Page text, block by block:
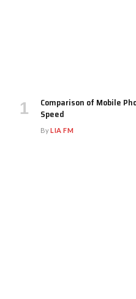
Comparison of Mobile
Speed
ByLIA FM